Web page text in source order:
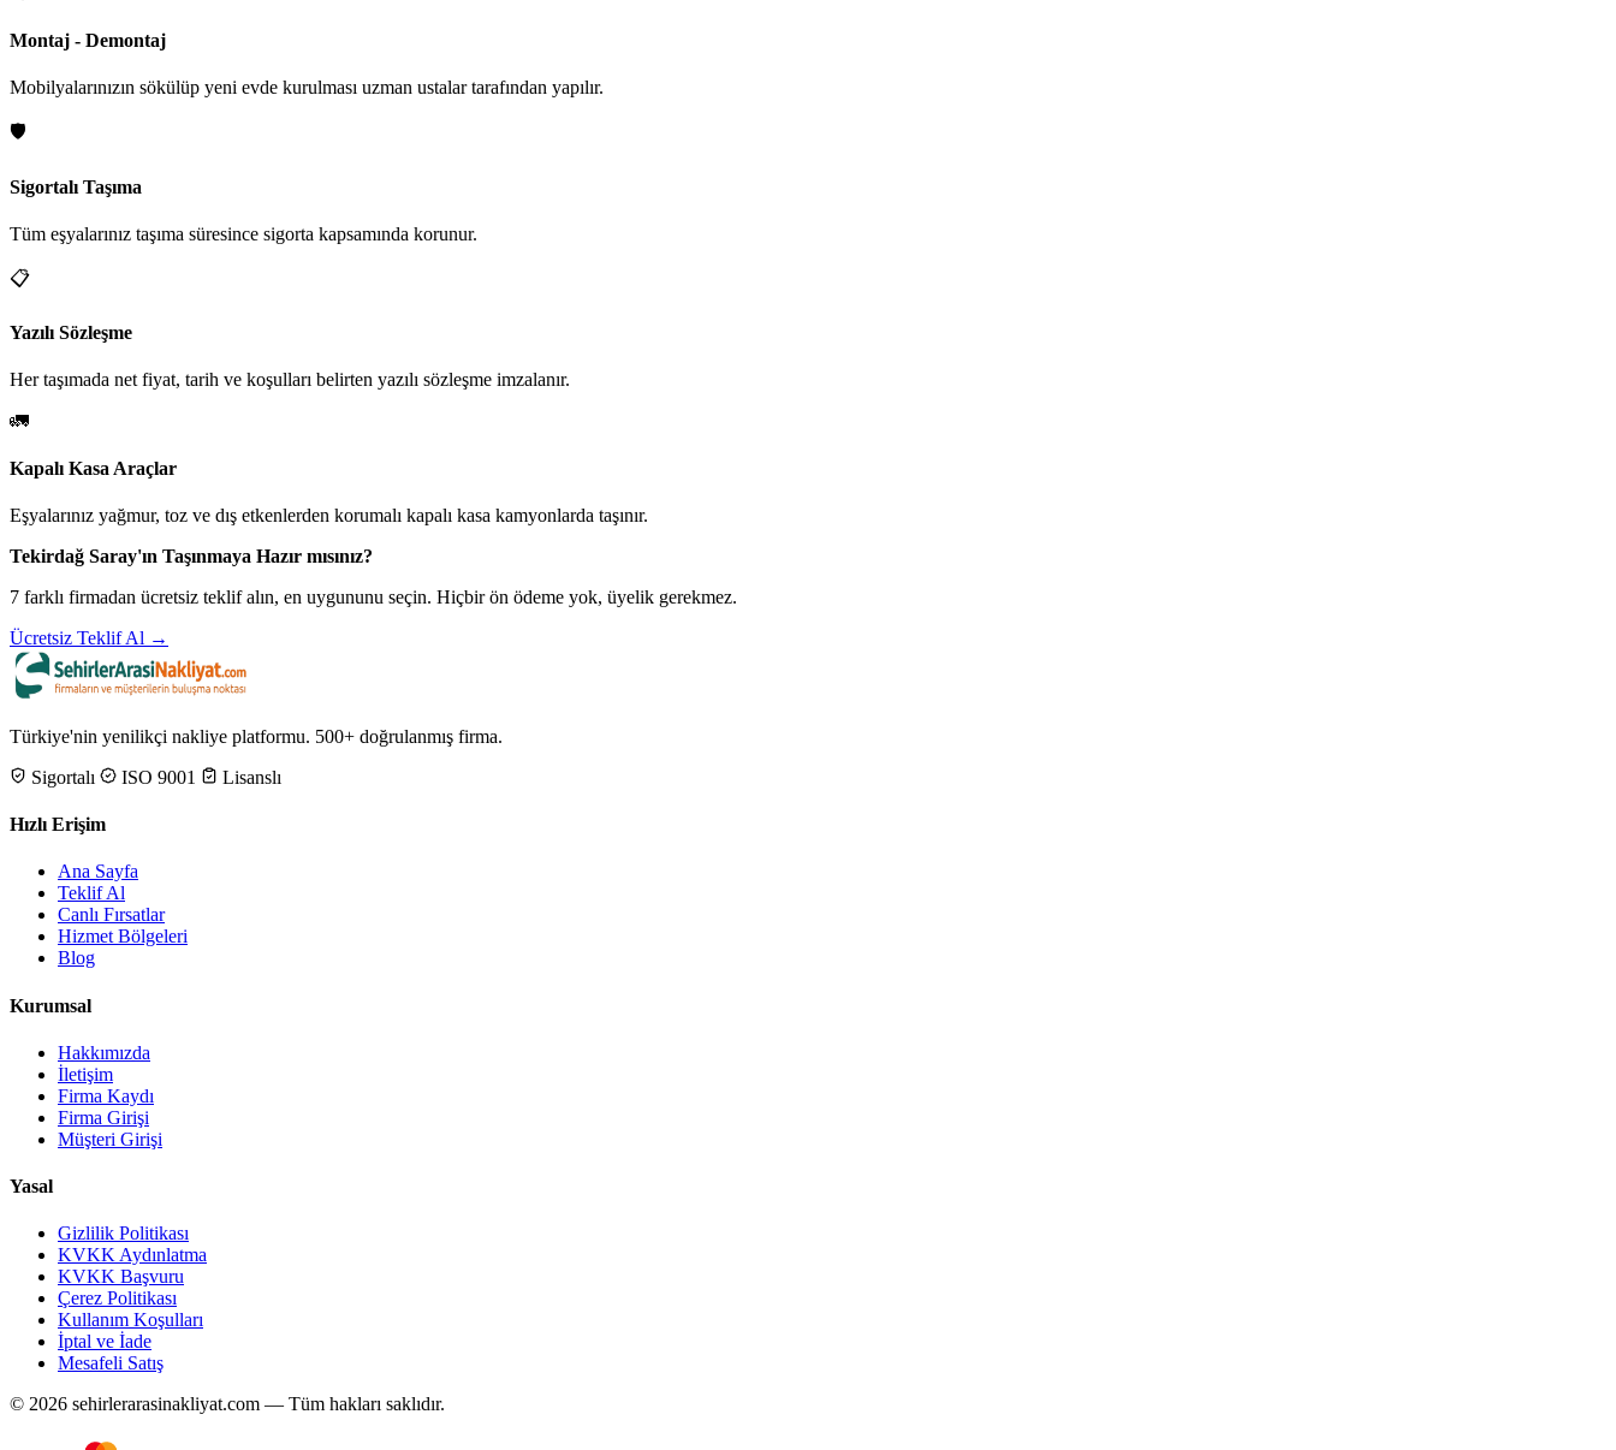
Montaj - Demontaj
Mobilyalarınızın sökülüp yeni evde kurulması uzman ustalar tarafından yapılır.
🛡️
Sigortalı Taşıma
Tüm eşyalarınız taşıma süresince sigorta kapsamında korunur.
📋
Yazılı Sözleşme
Her taşımada net fiyat, tarih ve koşulları belirten yazılı sözleşme imzalanır.
🚛
Kapalı Kasa Araçlar
Eşyalarınız yağmur, toz ve dış etkenlerden korumalı kapalı kasa kamyonlarda taşınır.
Tekirdağ Saray'ın Taşınmaya Hazır mısınız?
7 farklı firmadan ücretsiz teklif alın, en uygununu seçin. Hiçbir ön ödeme yok, üyelik gerekmez.
Ücretsiz Teklif Al →
Türkiye'nin yenilikçi nakliye platformu. 500+ doğrulanmış firma.
Sigortalı
ISO 9001 Lisanslı
Hızlı Erişim
Ana Sayfa
Teklif Al
Canlı Fırsatlar
Hizmet Bölgeleri
Blog
Kurumsal
Hakkımızda
İletişim
Firma Kaydı
Firma Girişi
Müşteri Girişi
Yasal
Gizlilik Politikası
KVKK Aydınlatma
KVKK Başvuru
Çerez Politikası
Kullanım Koşulları
İptal ve İade
Mesafeli Satış
© 2026 sehirlerarasinakliyat.com — Tüm hakları saklıdır.